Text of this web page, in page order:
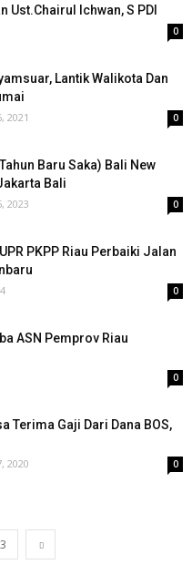
Ust.Chairul Ichwan, S PDI
0
Lantik Walikota Dan
2021 0
Baru Saka) Bali New
Bali
2023 0
PKPP Riau Perbaiki Jalan
0
ASN Pemprov Riau
0
Terima Gaji Dari Dana BOS,
2020 0
3